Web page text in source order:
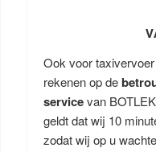
Ook voor
rekenen op de
servicevan
geldt dat wij 10
zodat wij op u